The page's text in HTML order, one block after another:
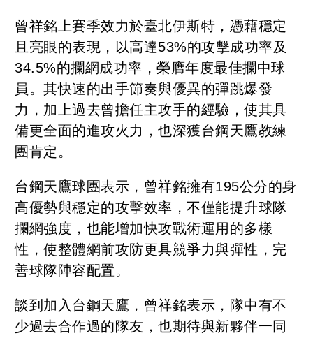
曾祥銘上賽季效力於臺北伊斯特，憑藉穩定
且亮眼的表現，以高達53%的攻擊成功率及
34.5%的攔網成功率，榮膺年度最佳攔中球
員。其快速的出手節奏與優異的彈跳爆發
力，加上過去曾擔任主攻手的經驗，使其具
備更全面的進攻火力，也深獲台鋼天鷹教練
團肯定。
台鋼天鷹球團表示，曾祥銘擁有195公分的身
高優勢與穩定的攻擊效率，不僅能提升球隊
攔網強度，也能增加快攻戰術運用的多樣
性，使整體網前攻防更具競爭力與彈性，完
善球隊陣容配置。
談到加入台鋼天鷹，曾祥銘表示，隊中有不
少過去合作過的隊友，也期待與新夥伴一同